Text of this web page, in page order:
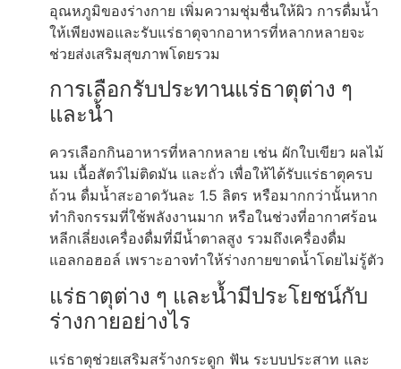
อุณหภูมิของร่างกาย เพิ่มความชุ่มชื่นให้ผิว การดื่มน้ำ
ให้เพียงพอและรับแร่ธาตุจากอาหารที่หลากหลายจะ
ช่วยส่งเสริมสุขภาพโดยรวม
การเลือกรับประทานแร่ธาตุต่าง ๆ
และน้ำ
ควรเลือกกินอาหารที่หลากหลาย เช่น ผักใบเขียว ผลไม้
นม เนื้อสัตว์ไม่ติดมัน และถั่ว เพื่อให้ได้รับแร่ธาตุครบ
ถ้วน ดื่มน้ำสะอาดวันละ 1.5 ลิตร หรือมากกว่านั้นหาก
ทำกิจกรรมที่ใช้พลังงานมาก หรือในช่วงที่อากาศร้อน
หลีกเลี่ยงเครื่องดื่มที่มีน้ำตาลสูง รวมถึงเครื่องดื่ม
แอลกอฮอล์ เพราะอาจทำให้ร่างกายขาดน้ำโดยไม่รู้ตัว
แร่ธาตุต่าง ๆ และน้ำมีประโยชน์กับ
ร่างกายอย่างไร
แร่ธาตุช่วยเสริมสร้างกระดูก ฟัน ระบบประสาท และ